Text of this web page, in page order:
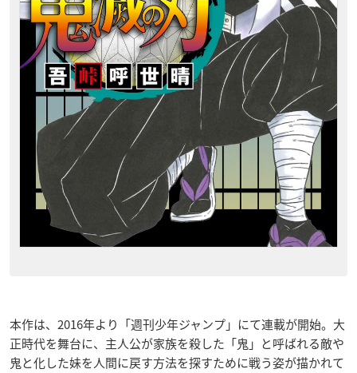
本作は、2016年より「週刊少年ジャンプ」にて連載が開始。大
正時代を舞台に、主人公が家族を殺した「鬼」と呼ばれる敵や
鬼と化した妹を人間に戻す方法を探すために戦う姿が描かれて